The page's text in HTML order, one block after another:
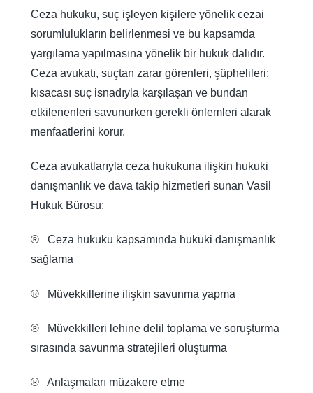
Ceza hukuku, suç işleyen kişilere yönelik cezai
sorumlulukların belirlenmesi ve bu kapsamda
yargılama yapılmasına yönelik bir hukuk dalıdır.
Ceza avukatı, suçtan zarar görenleri, şüphelileri;
kısacası suç isnadıyla karşılaşan ve bundan
etkilenenleri savunurken gerekli önlemleri alarak
menfaatlerini korur.
Ceza avukatlarıyla ceza hukukuna ilişkin hukuki
danışmanlık ve dava takip hizmetleri sunan Vasil
Hukuk Bürosu;
® Ceza hukuku kapsamında hukuki danışmanlık
sağlama
® Müvekkillerine ilişkin savunma yapma
® Müvekkilleri lehine delil toplama ve soruşturma
sırasında savunma stratejileri oluşturma
® Anlaşmaları müzakere etme